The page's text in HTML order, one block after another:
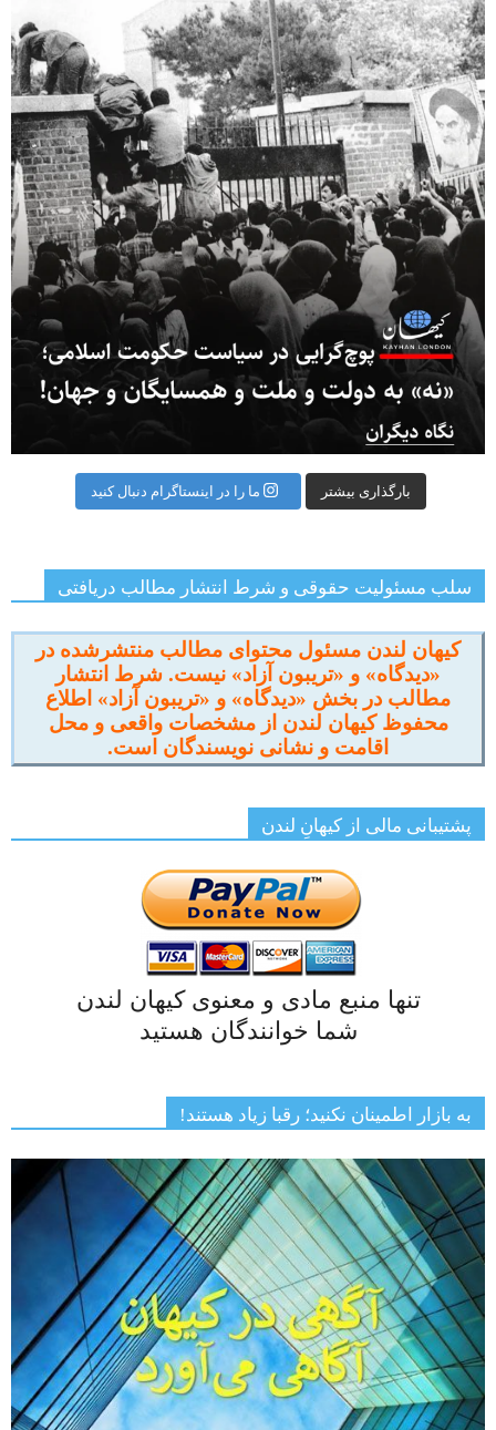
بارگذاری بیشتر ما را در اینستاگرام دنبال کنید
سلب مسئولیت حقوقی و شرط انتشار مطالب دریافتی
کیهان لندن مسئول محتوای مطالب منتشرشده در
«دیدگاه» و «تریبون آزاد» نیست. شرط انتشار
مطالب در بخش «دیدگاه» و «تریبون آزاد» اطلاع
محفوظ کیهان لندن از مشخصات واقعی و محل
اقامت و نشانی نویسندگان است.
پشتیبانی مالی از کیهانِ لندن
تنها منبع مادی و معنوی کیهان لندن
شما خوانندگان هستید
به بازار اطمینان نکنید؛ رقبا زیاد هستند!